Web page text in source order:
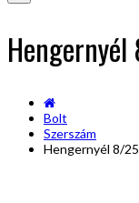
Bolt
Szerszám
Hengernyél 8/